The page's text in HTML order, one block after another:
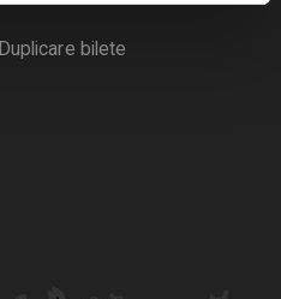
Duplicare bilete